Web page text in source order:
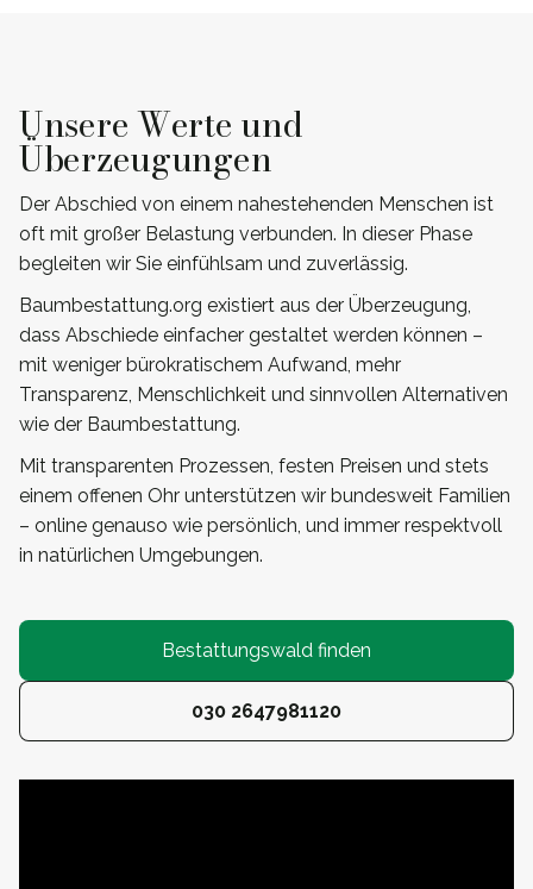
Unsere Werte und
Überzeugungen
Der Abschied von einem nahestehenden Menschen ist
oft mit großer Belastung verbunden. In dieser Phase
begleiten wir Sie einfühlsam und zuverlässig.
Baumbestattung.org existiert aus der Überzeugung,
dass Abschiede einfacher gestaltet werden können –
mit weniger bürokratischem Aufwand, mehr
Transparenz, Menschlichkeit und sinnvollen Alternativen
wie der Baumbestattung.
Mit transparenten Prozessen, festen Preisen und stets
einem offenen Ohr unterstützen wir bundesweit Familien
– online genauso wie persönlich, und immer respektvoll
in natürlichen Umgebungen.
Bestattungswald finden
030 2647981120